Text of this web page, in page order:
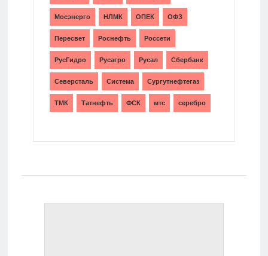
Мосэнерго НЛМК ОПЕК ОФЗ
Пересвет Роснефть Россети
РусГидро Русагро Русал Сбербанк
Северсталь Система Сургутнефтегаз
ТМК Татнефть ФСК мтс серебро